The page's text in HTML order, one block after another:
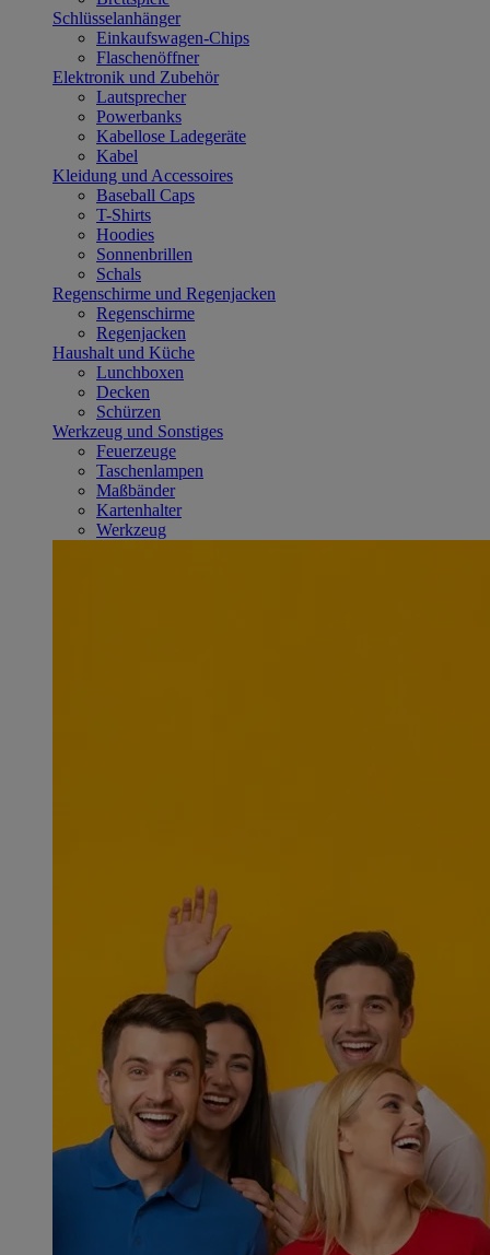
Schlüsselanhänger
Einkaufswagen-Chips
Flaschenöffner
Elektronik und Zubehör
Lautsprecher
Powerbanks
Kabellose Ladegeräte
Kabel
Kleidung und Accessoires
Baseball Caps
T-Shirts
Hoodies
Sonnenbrillen
Schals
Regenschirme und Regenjacken
Regenschirme
Regenjacken
Haushalt und Küche
Lunchboxen
Decken
Schürzen
Werkzeug und Sonstiges
Feuerzeuge
Taschenlampen
Maßbänder
Kartenhalter
Werkzeug